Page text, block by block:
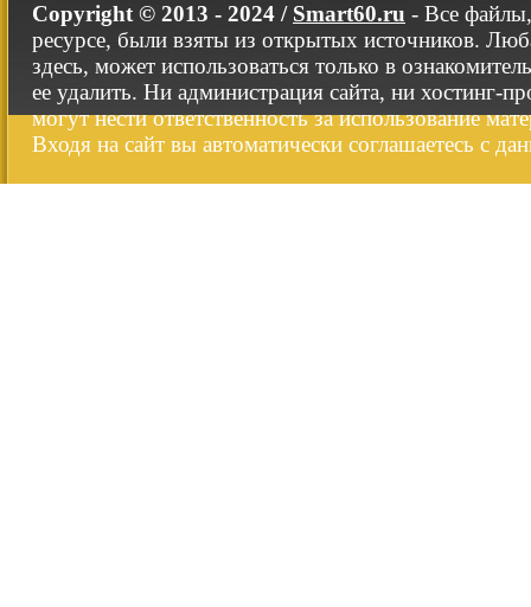
Copyright © 2013 - 2024 / Smart60.ru - Все
ресурсе, были взяты из открытых источников.
здесь, может использоваться только в
ее удалить. Ни администрация сайта, ни хостинг-
могут нести ответственность за использование
Входя на сайт вы автоматически соглашаетесь с